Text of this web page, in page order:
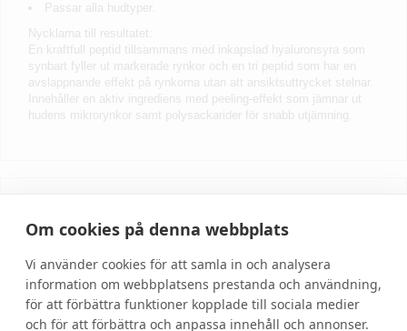
Passar alla hudtyper.
Nycklarna till resultatet:
En kraftfull peptid tillsammans med inkapslad hyaluronsyra som
synbart fyller ut markerade rynkor och en tri peptid som har en
avslappnande effekt på rynkorna utan att ansiktsuttrycket stelnar.
Innehåller en aktiv ingrediens med peeling-effekt som jämnar ut
hudens mikrorynkor samt polysackarider för snabb utjämning.
Om cookies på denna webbplats
Vi använder cookies för att samla in och analysera
information om webbplatsens prestanda och användning,
för att förbättra funktioner kopplade till sociala medier
och för att förbättra och anpassa innehåll och annonser.